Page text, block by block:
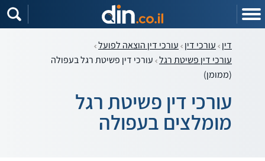
דין עורכי דין עורכי דין הוצאה לפועל
עורכי דין פשיטת רגל עורכי דין פשיטת רגל בעפולה
(ממומן)
עורכי דין פשיטת רגל
מומלצים בעפולה